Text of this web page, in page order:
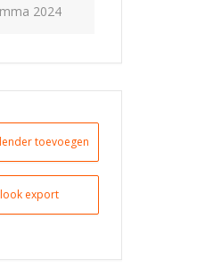
2024
toevoegen
export